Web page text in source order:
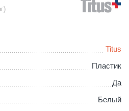
Titus
Пластик
Да
Белый